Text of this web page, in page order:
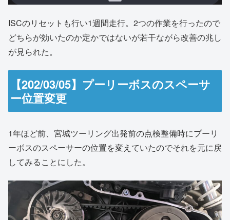
ISCのリセットも行い1週間走行。2つの作業を行ったので
どちらが効いたのか定かではないが若干ながら改善の兆し
が見られた。
【202/03/05】プーリーボスのスペーサ
ー位置変更
1年ほど前、宮城ツーリング出発前の点検整備時にプーリ
ーボスのスペーサーの位置を変えていたのでそれを元に戻
してみることにした。